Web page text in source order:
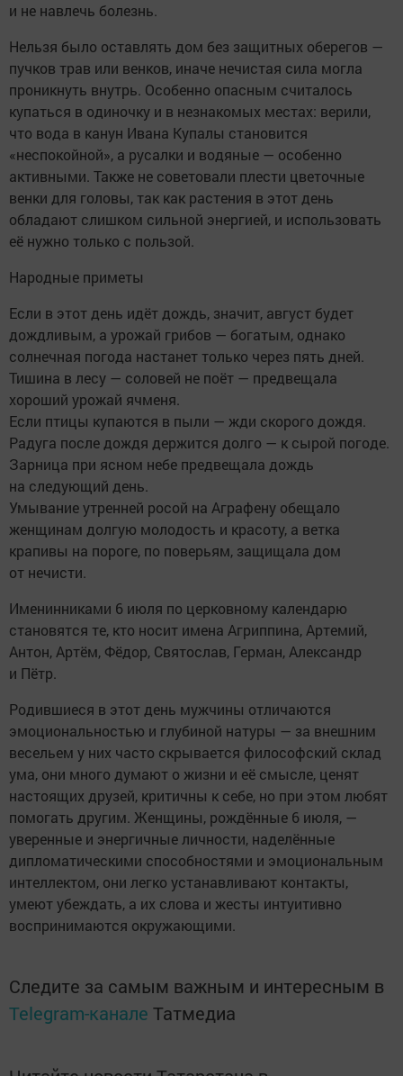
и не навлечь болезнь.
Нельзя было оставлять дом без защитных оберегов —
пучков трав или венков, иначе нечистая сила могла
проникнуть внутрь. Особенно опасным считалось
купаться в одиночку и в незнакомых местах: верили,
что вода в канун Ивана Купалы становится
«неспокойной», а русалки и водяные — особенно
активными. Также не советовали плести цветочные
венки для головы, так как растения в этот день
обладают слишком сильной энергией, и использовать
её нужно только с пользой.
Народные приметы
Если в этот день идёт дождь, значит, август будет
дождливым, а урожай грибов — богатым, однако
солнечная погода настанет только через пять дней.
Тишина в лесу — соловей не поёт — предвещала
хороший урожай ячменя.
Если птицы купаются в пыли — жди скорого дождя.
Радуга после дождя держится долго — к сырой погоде.
Зарница при ясном небе предвещала дождь
на следующий день.
Умывание утренней росой на Аграфену обещало
женщинам долгую молодость и красоту, а ветка
крапивы на пороге, по поверьям, защищала дом
от нечисти.
Именинниками 6 июля по церковному календарю
становятся те, кто носит имена Агриппина, Артемий,
Антон, Артём, Фёдор, Святослав, Герман, Александр
и Пётр.
Родившиеся в этот день мужчины отличаются
эмоциональностью и глубиной натуры — за внешним
весельем у них часто скрывается философский склад
ума, они много думают о жизни и её смысле, ценят
настоящих друзей, критичны к себе, но при этом любят
помогать другим. Женщины, рождённые 6 июля, —
уверенные и энергичные личности, наделённые
дипломатическими способностями и эмоциональным
интеллектом, они легко устанавливают контакты,
умеют убеждать, а их слова и жесты интуитивно
воспринимаются окружающими.
Следите за самым важным и интересным в
Telegram-канале Татмедиа